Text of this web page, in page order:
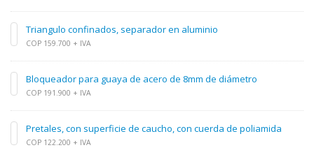
Triangulo confinados, separador en aluminio
COP 159.700 + IVA
Bloqueador para guaya de acero de 8mm de diámetro
COP 191.900 + IVA
Pretales, con superficie de caucho, con cuerda de poliamida
COP 122.200 + IVA